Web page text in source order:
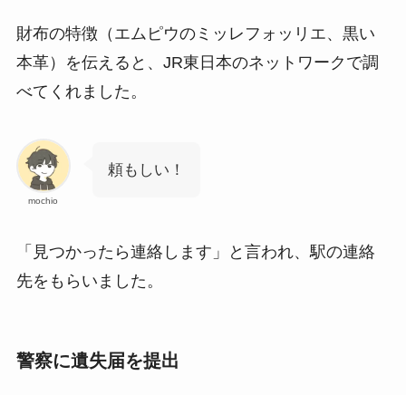
財布の特徴（エムピウのミッレフォッリエ、黒い
本革）を伝えると、JR東日本のネットワークで調
べてくれました。
mochio
頼もしい！
「見つかったら連絡します」と言われ、駅の連絡
先をもらいました。
警察に遺失届を提出